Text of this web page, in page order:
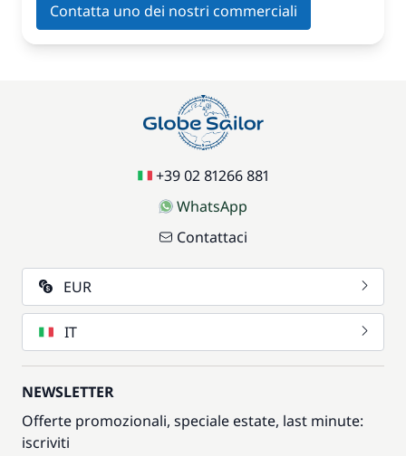
Contatta uno dei nostri commerciali
+39 02 81266 881
WhatsApp
Contattaci
EUR
IT
NEWSLETTER
Offerte promozionali, speciale estate, last minute:
iscriviti